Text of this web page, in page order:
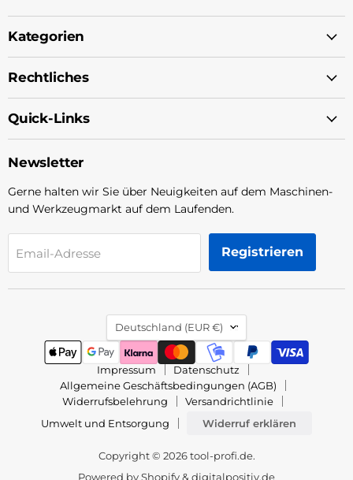
Kategorien
Rechtliches
Quick-Links
Newsletter
Gerne halten wir Sie über Neuigkeiten auf dem Maschinen-
und Werkzeugmarkt auf dem Laufenden.
Email-Adresse Registrieren
Land
Deutschland (EUR €)
Impressum
Datenschutz
Allgemeine Geschäftsbedingungen (AGB)
Widerrufsbelehrung
Versandrichtlinie
Umwelt und Entsorgung
Widerruf erklären
Copyright © 2026 tool-profi.de.
Powered by Shopify & digitalpositiv.de